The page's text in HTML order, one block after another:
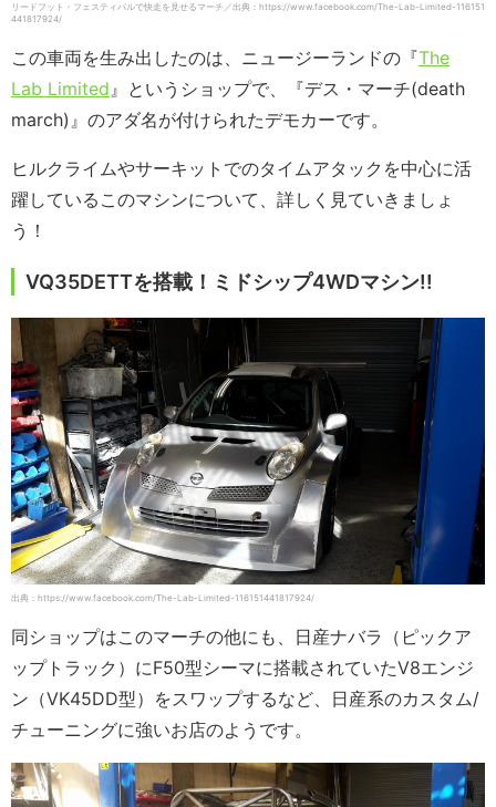
リードフット・フェスティバルで快走を見せるマーチ／出典：https://www.facebook.com/The-Lab-Limited-116151
441817924/
この車両を生み出したのは、ニュージーランドの『The
Lab Limited』というショップで、『デス・マーチ(death
march)』のアダ名が付けられたデモカーです。
ヒルクライムやサーキットでのタイムアタックを中心に活
躍しているこのマシンについて、詳しく見ていきましょ
う！
VQ35DETTを搭載！ミドシップ4WDマシン!!
出典：https://www.facebook.com/The-Lab-Limited-116151441817924/
同ショップはこのマーチの他にも、日産ナバラ（ピックア
ップトラック）にF50型シーマに搭載されていたV8エンジ
ン（VK45DD型）をスワップするなど、日産系のカスタム/
チューニングに強いお店のようです。